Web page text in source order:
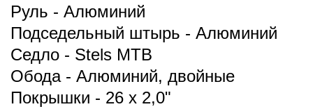
Руль - Алюминий
Подседельный штырь - Алюминий
Седло - Stels MTB
Обода - Алюминий, двойные
Покрышки - 26 x 2,0ʺ